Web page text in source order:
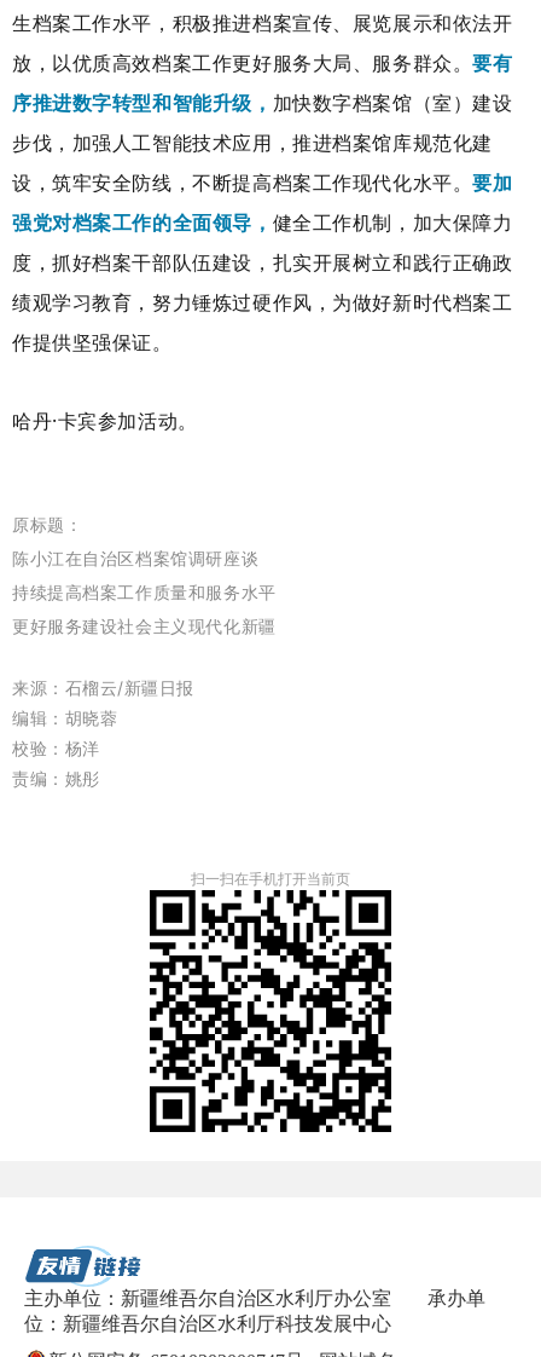
生档案工作水平，积极推进档案宣传、展览展示和依法开
放，以优质高效档案工作更好服务大局、服务群众。要有
序推进数字转型和智能升级， 加快数字档案馆（室）建设
步伐，加强人工智能技术应用，推进档案馆库规范化建
设，筑牢安全防线，不断提高档案工作现代化水平。要加
强党对档案工作的全面领导， 健全工作机制，加大保障力
度，抓好档案干部队伍建设，扎实开展树立和践行正确政
绩观学习教育，努力锤炼过硬作风，为做好新时代档案工
作提供坚强保证。
哈丹·卡宾参加活动。
原标题：
陈小江在自治区档案馆调研座谈
持续提高档案工作质量和服务水平
更好服务建设社会主义现代化新疆
来源：石榴云/新疆日报
编辑：胡晓蓉
校验：杨洋
责编：姚彤
扫一扫在手机打开当前页
主办单位：新疆维吾尔自治区水利厅办公室
承办单
位：新疆维吾尔自治区水利厅科技发展中心